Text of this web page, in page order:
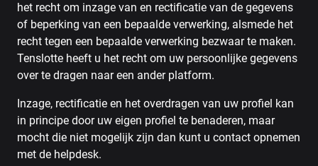
het recht om inzage van en rectificatie van de gegevens
of beperking van een bepaalde verwerking, alsmede het
recht tegen een bepaalde verwerking bezwaar te maken.
Tenslotte heeft u het recht om uw persoonlijke gegevens
over te dragen naar een ander platform.
Inzage, rectificatie en het overdragen van uw profiel kan
in principe door uw eigen profiel te benaderen, maar
mocht die niet mogelijk zijn dan kunt u contact opnemen
met de helpdesk.